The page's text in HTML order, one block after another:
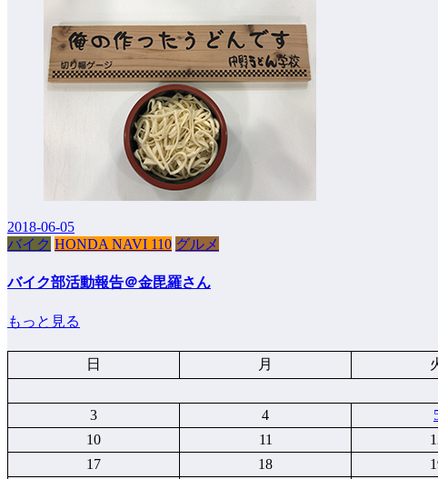
2018-06-05
バイク HONDA NAVI 110 グルメ
バイク部活動報告＠金毘羅さん
もっと見る
日
月
3
4
10
11
17
18